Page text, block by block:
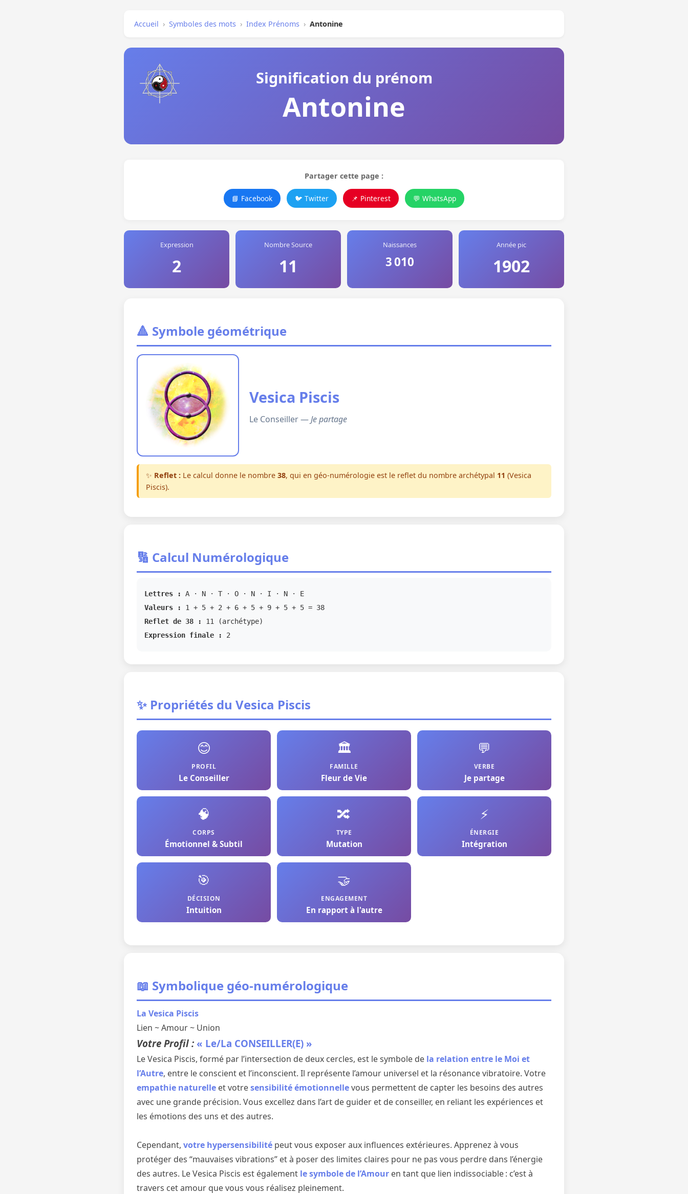
Accueil › Symboles des mots › Index Prénoms › Antonine
Signification du prénom
Antonine
Partager cette page :
📘 Facebook 🐦 Twitter 📌 Pinterest 💬 WhatsApp
Expression
2
Nombre Source
11
Naissances
3 010
Année pic
1902
🔺 Symbole géométrique
Vesica Piscis
Le Conseiller —Je partage
✨ Reflet : Le calcul donne le nombre 38, qui en géo-numérologie est le reflet du nombre archétypal 11 (Vesica
Piscis).
🔢 Calcul Numérologique
Lettres :
A · N · T · O · N · I · N · E
Valeurs :
1 + 5 + 2 + 6 + 5 + 9 + 5 + 5 = 38
Reflet de 38 :
11 (archétype)
Expression finale :
2
✨ Propriétés du Vesica Piscis
😊
PROFIL
Le Conseiller
🏛️
FAMILLE
Fleur de Vie
💬
VERBE
Je partage
🧠
CORPS
Émotionnel & Subtil
🔀
TYPE
Mutation
⚡
ÉNERGIE
Intégration
🎯
DÉCISION
Intuition
🤝
ENGAGEMENT
En rapport à l'autre
📖 Symbolique géo-numérologique
La Vesica Piscis
Lien ~ Amour ~ Union
Votre Profil : « Le/La CONSEILLER(E) »
Le Vesica Piscis, formé par l’intersection de deux cercles, est le symbole de la relation entre le Moi et
l’Autre, entre le conscient et l’inconscient. Il représente l’amour universel et la résonance vibratoire. Votre
empathie naturelle et votresensibilité émotionnellevous permettent de capter les besoins des autres
avec une grande précision. Vous excellez dans l’art de guider et de conseiller, en reliant les expériences et
les émotions des uns et des autres.
Cependant, votre hypersensibilité peut vous exposer aux influences extérieures. Apprenez à vous
protéger des “mauvaises vibrations” et à poser des limites claires pour ne pas vous perdre dans l’énergie
des autres. Le Vesica Piscis est également le symbole de l’Amour en tant que lien indissociable : c’est à
travers cet amour que vous vous réalisez pleinement.